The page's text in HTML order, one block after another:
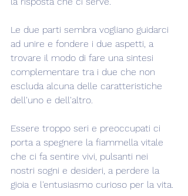
Le due parti sembra vogliano guidarci
ad unire e fondere i due aspetti, a
trovare il modo di fare una sintesi
complementare tra i due che non
escluda alcuna delle caratteristiche
dell'uno e dell'altro.
Essere troppo seri e preoccupati ci
porta a spegnere la fiammella vitale
che ci fa sentire vivi, pulsanti nei
nostri sogni e desideri, a perdere la
gioia e l'entusiasmo curioso per la vita.